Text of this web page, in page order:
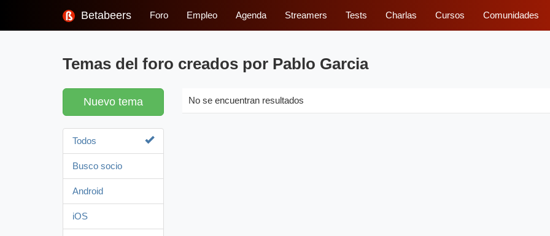
Betabeers Foro Empleo Agenda Streamers Tests Charlas Cursos Comunidades
Temas del foro creados por Pablo Garcia
Nuevo tema
Todos
Busco socio
Android
iOS
No se encuentran resultados